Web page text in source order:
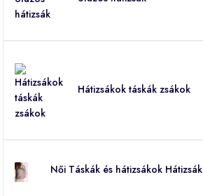
Hátizsákok táskák zsákok
Női Táskák és hátizsákok Hátizsák